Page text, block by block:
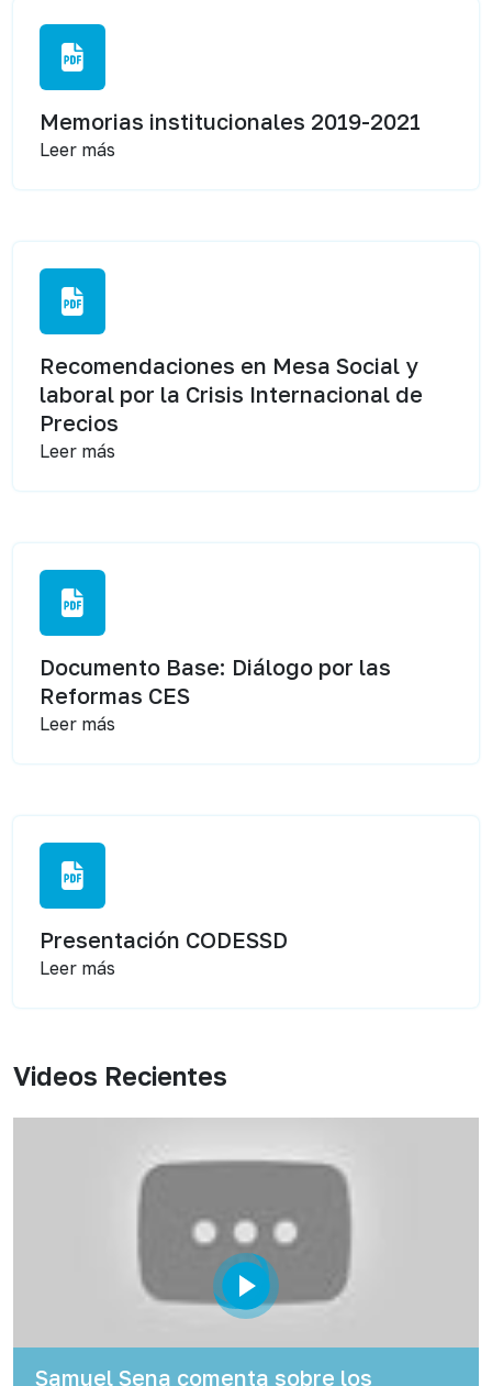
Memorias institucionales 2019-2021
Leer más
Recomendaciones en Mesa Social y
laboral por la Crisis Internacional de
Precios
Leer más
Documento Base: Diálogo por las
Reformas CES
Leer más
Presentación CODESSD
Leer más
Videos Recientes
Samuel Sena comenta sobre los